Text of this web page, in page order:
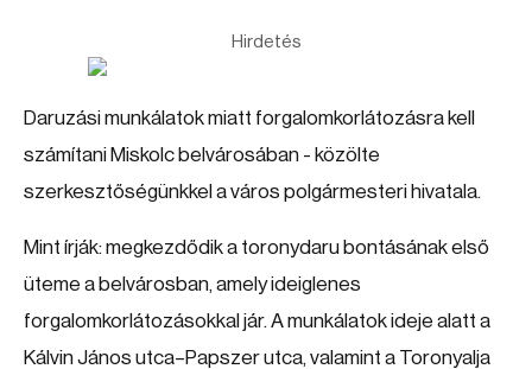
Hirdetés
Daruzási munkálatok miatt forgalomkorlátozásra kell
számítani Miskolc belvárosában - közölte
szerkesztőségünkkel a város polgármesteri hivatala.
Mint írják: megkezdődik a toronydaru bontásának első
üteme a belvárosban, amely ideiglenes
forgalomkorlátozásokkal jár. A munkálatok ideje alatt a
Kálvin János utca–Papszer utca, valamint a Toronyalja